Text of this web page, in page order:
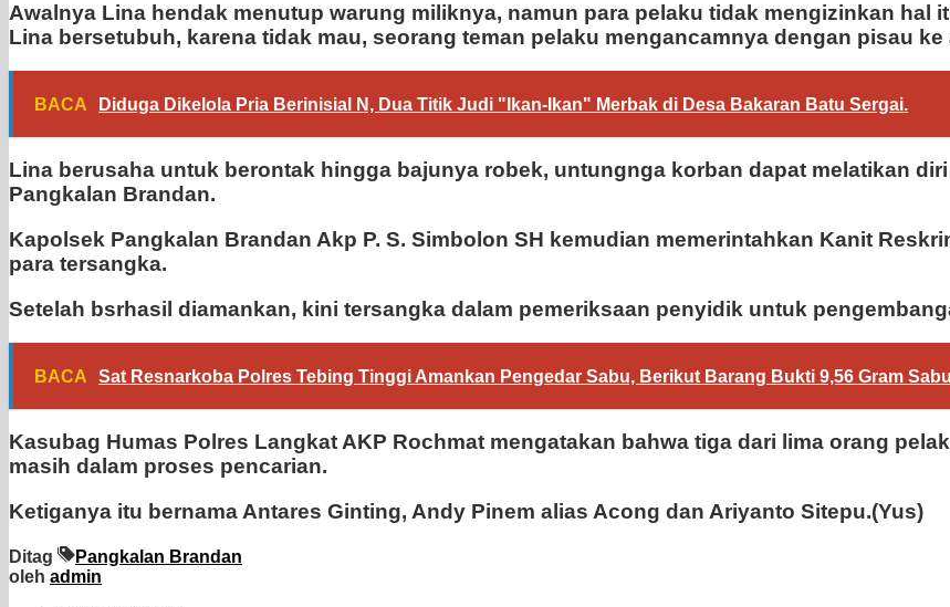
Awalnya Lina hendak menutup warung miliknya, namun para pelaku tidak mengizinkan hal
Lina bersetubuh, karena tidak mau, seorang teman pelaku mengancamnya dengan pisau
BACA Diduga Dikelola Pria Berinisial N, Dua Titik Judi "Ikan-Ikan" Merbak di Desa Bakaran Batu Sergai.
Lina berusaha untuk berontak hingga bajunya robek, untungnga korban dapat melatikan
Pangkalan Brandan.
Kapolsek Pangkalan Brandan Akp P. S. Simbolon SH kemudian memerintahkan Kanit
para tersangka.
Setelah bsrhasil diamankan, kini tersangka dalam pemeriksaan penyidik untuk
BACA Sat Resnarkoba Polres Tebing Tinggi Amankan Pengedar Sabu, Berikut Barang Bukti 9,56 Gram
Kasubag Humas Polres Langkat AKP Rochmat mengatakan bahwa tiga dari lima orang
masih dalam proses pencarian.
Ketiganya itu bernama Antares Ginting, Andy Pinem alias Acong dan Ariyanto Sitepu.(Yus)
Ditag
Pangkalan Brandan
oleh admin